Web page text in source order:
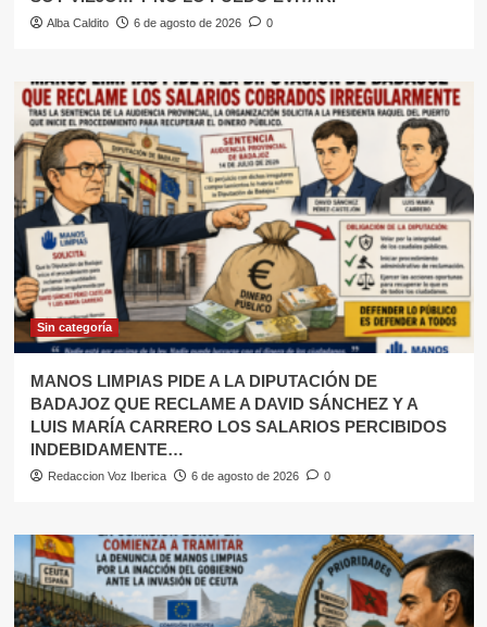
Alba Caldito 6 de agosto de 2026 0
Sin categoría
MANOS LIMPIAS PIDE A LA DIPUTACIÓN DE
BADAJOZ QUE RECLAME A DAVID SÁNCHEZ Y A
LUIS MARÍA CARRERO LOS SALARIOS PERCIBIDOS
INDEBIDAMENTE…
Redaccion Voz Iberica 6 de agosto de 2026 0